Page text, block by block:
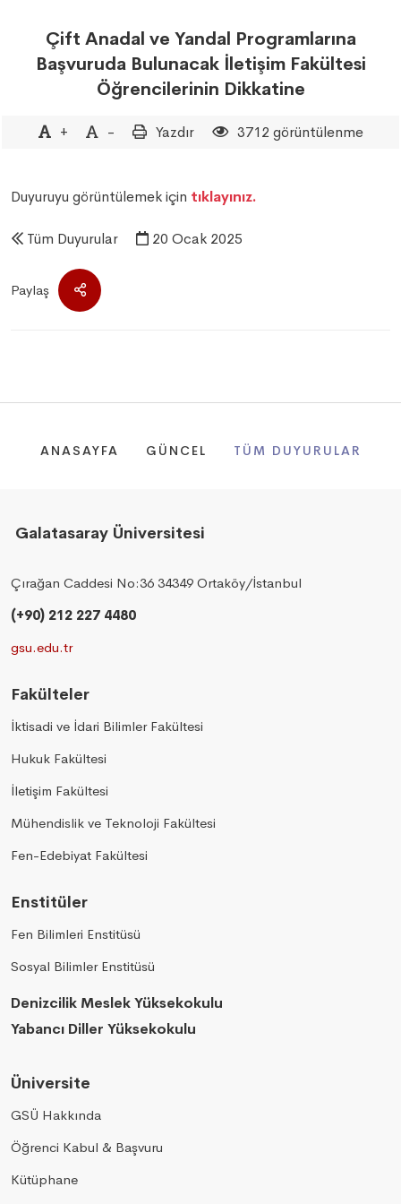
Çift Anadal ve Yandal Programlarına
Başvuruda Bulunacak İletişim Fakültesi
Öğrencilerinin Dikkatine
+ - Yazdır 3712 görüntülenme
Duyuruyu görüntülemek için tıklayınız.
Tüm Duyurular 20 Ocak 2025
Paylaş
ANASAYFA GÜNCEL TÜM DUYURULAR
Galatasaray Üniversitesi
Çırağan Caddesi No:36 34349 Ortaköy/İstanbul
(+90) 212 227 4480
gsu.edu.tr
Fakülteler
İktisadi ve İdari Bilimler Fakültesi
Hukuk Fakültesi
İletişim Fakültesi
Mühendislik ve Teknoloji Fakültesi
Fen-Edebiyat Fakültesi
Enstitüler
Fen Bilimleri Enstitüsü
Sosyal Bilimler Enstitüsü
Denizcilik Meslek Yüksekokulu
Yabancı Diller Yüksekokulu
Üniversite
GSÜ Hakkında
Öğrenci Kabul & Başvuru
Kütüphane